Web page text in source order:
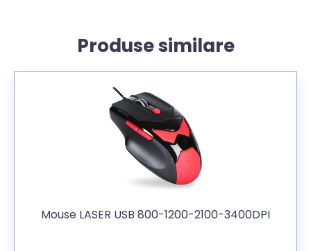
Produse similare
Mouse LASER USB 800-1200-2100-3400DPI